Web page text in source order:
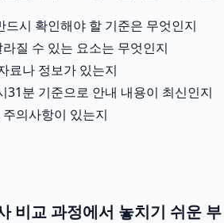
드시 확인해야 할 기준은 무엇인지
질 수 있는 요소는 무엇인지
료나 정보가 있는지
31분 기준으로 안내 내용이 최신인지
의사항이 있는지
비교 과정에서 놓치기 쉬운 부